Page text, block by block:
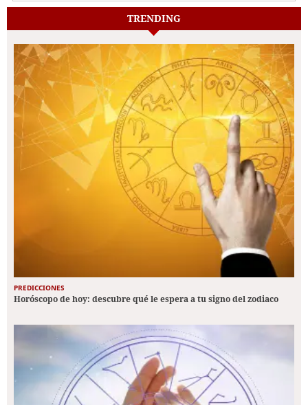
TRENDING
PREDICCIONES
Horóscopo de hoy: descubre qué le espera a tu signo del zodiaco